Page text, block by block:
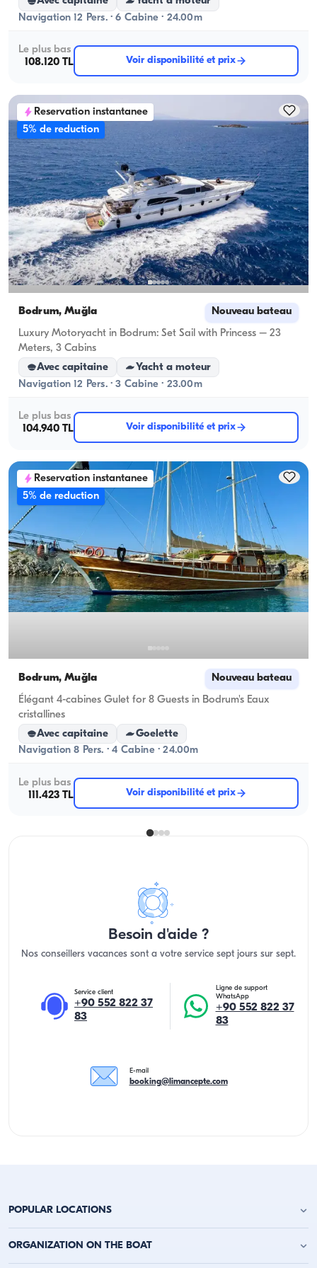
Navigation 12 Pers. · 6 Cabine · 24.00m
Le plus bas
108.120 TL
Voir disponibilité et prix
Reservation instantanee
5% de reduction
Bodrum, Muğla Nouveau bateau
Luxury Motoryacht in Bodrum: Set Sail with Princess – 23
Meters, 3 Cabins
Avec capitaine
Yacht a moteur
Navigation 12 Pers. · 3 Cabine · 23.00m
Le plus bas
104.940 TL
Voir disponibilité et prix
Reservation instantanee
5% de reduction
Bodrum, Muğla Nouveau bateau
Élégant 4-cabines Gulet for 8 Guests in Bodrum's Eaux
cristallines
Avec capitaine
Goelette
Navigation 8 Pers. · 4 Cabine · 24.00m
Le plus bas
111.423 TL
Voir disponibilité et prix
Besoin d'aide ?
Nos conseillers vacances sont a votre service sept jours sur sept.
Service client
+90 552 822 37
83
Ligne de support
WhatsApp
+90 552 822 37
83
E-mail
booking@limancepte.com
POPULAR LOCATIONS
Location de yacht à Antalya
ORGANIZATION ON THE BOAT